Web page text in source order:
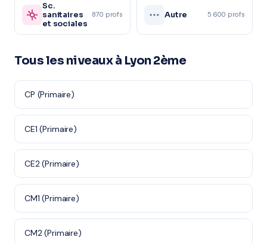
Sc.
sanitaires
et sociales
870 profs Autre 5 600 profs
Tous les niveaux à Lyon 2ème
CP (Primaire)
CE1 (Primaire)
CE2 (Primaire)
CM1 (Primaire)
CM2 (Primaire)